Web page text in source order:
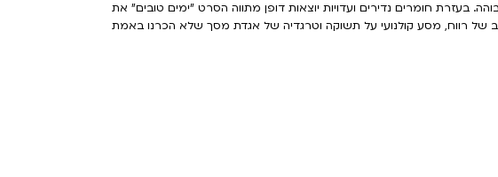
בעזרת חומרים נדירים ועדויות יוצאות דופן מתווה הסרט "ימים טובים" את